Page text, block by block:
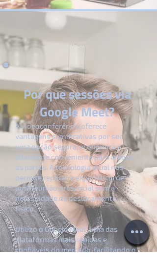
Por que sessões via
Google Meet?
A videoconferência oferece
vantagens significativas por ser
uma opção segura, econômica e
altamente conveniente para ambas
as partes. A tecnologia atual nos
permite replicar a experiência de
uma reunião presencial sem a
necessidade de deslocamento
físico.
Utilizo o Google Meet, uma das
plataformas mais rápidas e
confiáveis do mercado, facilitando o